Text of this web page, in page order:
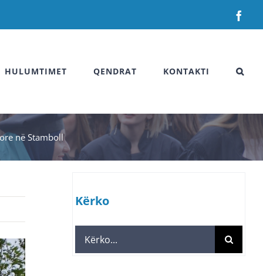
HULUMTIMET QENDRAT KONTAKTI
në Stamboll
Kërko
Search
for: